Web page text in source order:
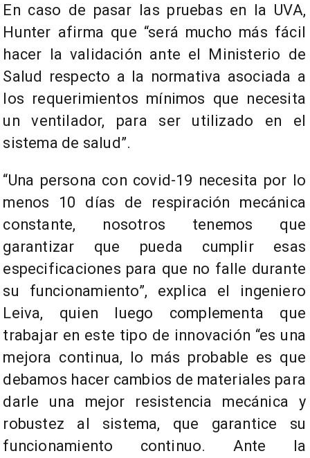
En caso de pasar las pruebas en la UVA,
Hunter afirma que “será mucho más fácil
hacer la validación ante el Ministerio de
Salud respecto a la normativa asociada a
los requerimientos mínimos que necesita
un ventilador, para ser utilizado en el
sistema de salud”.
“Una persona con covid-19 necesita por lo
menos 10 días de respiración mecánica
constante, nosotros tenemos que
garantizar que pueda cumplir esas
especificaciones para que no falle durante
su funcionamiento”, explica el ingeniero
Leiva, quien luego complementa que
trabajar en este tipo de innovación “es una
mejora continua, lo más probable es que
debamos hacer cambios de materiales para
darle una mejor resistencia mecánica y
robustez al sistema, que garantice su
funcionamiento continuo. Ante la